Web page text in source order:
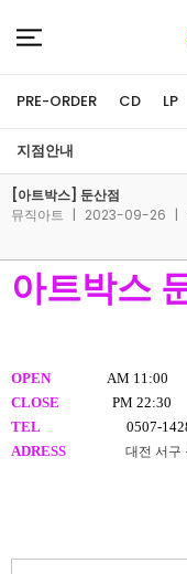
PRE-ORDER CD LP
지점안내
[아트박스] 둔산점
뮤직아트 | 2023-09-26 |
아트박스
OPEN
AM 11:00
CLOSE
PM 22:30
TEL
0507-
ADRESS
대전 서구